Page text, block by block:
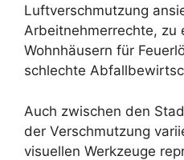
Luftverschmutzung
Arbeitnehmerrechte, zu
Wohnhäusern für
schlechte
Auch zwischen den
der Verschmutzung
visuellen Werkzeuge